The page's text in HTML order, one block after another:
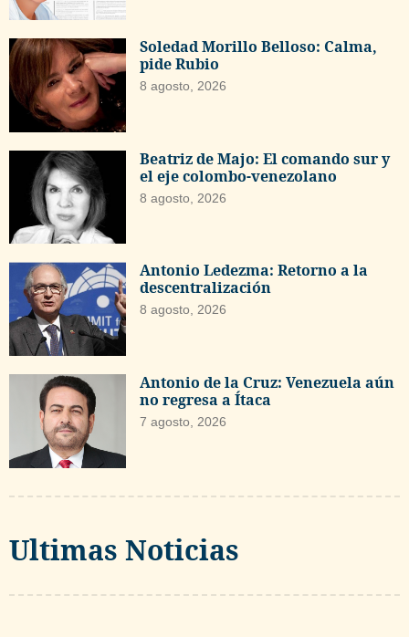
Soledad Morillo Belloso: Calma,
pide Rubio
8 agosto, 2026
Beatriz de Majo: El comando sur y
el eje colombo-venezolano
8 agosto, 2026
Antonio Ledezma: Retorno a la
descentralización
8 agosto, 2026
Antonio de la Cruz: Venezuela aún
no regresa a Ítaca
7 agosto, 2026
Ultimas Noticias